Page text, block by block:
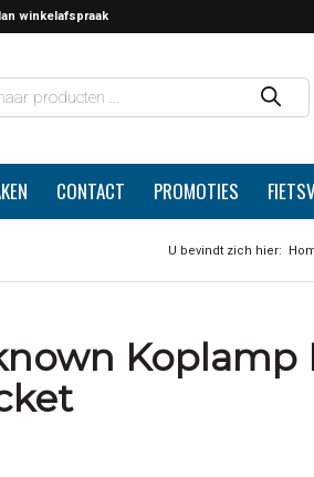
winkelafspraak
CONTACT PROMOTIES
U bevindt zich hier: